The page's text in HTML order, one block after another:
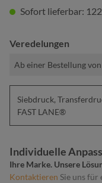
Sofort lieferbar:
Veredelungen
Ab einer Bestellung
Siebdruck,
FAST LANE®
Individuelle
Ihre Marke. Unsere
Kontaktieren Sie uns für